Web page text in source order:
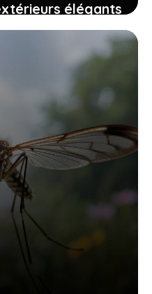
élégants
sans grand